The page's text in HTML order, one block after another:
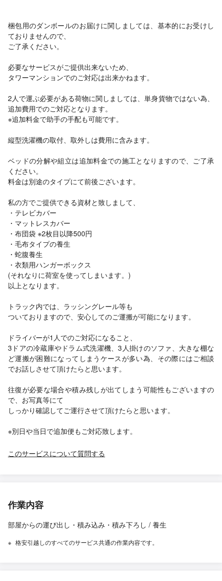
梱包用のダンボールのお届けに関しましては、基本的にお受けし
ておりませんので、
ご了承ください。
必要なサービスがご提供出来ないため、
タワーマンションでのご対応は出来かねます。
2人で運ぶ必要がある荷物に関しましては、単身貨物ではない為、
追加費用でのご対応となります。
※追加料金で助手の手配も可能です。
縦型洗濯機の取付、取外しは費用に含みます。
ベッドの分解や組立は追加料金での施工となりますので、ご了承
ください。
料金は別途のタイプにて前後ございます。
私の方でご提供できる資材と致しまして、
・テレビカバー
・マットレスカバー
・布団袋 ※2枚目以降500円
・毛布タイプの養生
・蛇腹養生
・衣類用ハンガーボックス
(それなりに荷室を使ってしまいます。)
以上となります。
トラック内では、ラッシングレール等も
ついておりますので、安心してのご運搬が可能になります。
ドライバーが1人でのご対応になること、
3ドアの冷蔵庫やドラム式洗濯機、3人掛けのソファ、大きな棚な
ど運搬が困難になってしまうケースが多い為、その際にはご相談
でお話しさせて頂けたらと思います。
往復が必要な場合や積み残しが出てしまう可能性もございますの
で、お写真等にて
しっかり確認してご運行させて頂けたらと思います。
※別日や当日で追加便もご対応致します。
このサービスについて質問する
作業内容
部屋からの運び出し・積み込み・積み下ろし / 養生
格安引越しのすべてのサービス共通の作業内容です。